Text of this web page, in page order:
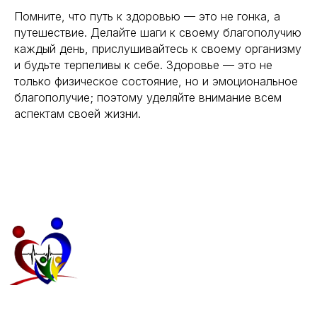
Помните, что путь к здоровью — это не гонка, а
путешествие. Делайте шаги к своему благополучию
каждый день, прислушивайтесь к своему организму
и будьте терпеливы к себе. Здоровье — это не
только физическое состояние, но и эмоциональное
благополучие; поэтому уделяйте внимание всем
аспектам своей жизни.